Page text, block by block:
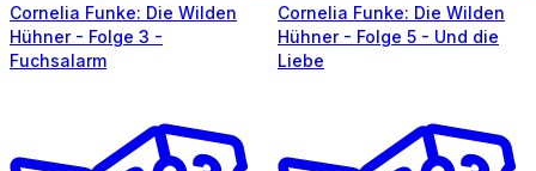
Cornelia Funke: Die Wilden
Hühner - Folge 3 -
Fuchsalarm
Cornelia Funke: Die Wilden
Hühner - Folge 5 - Und die
Liebe